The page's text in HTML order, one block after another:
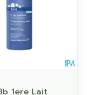
1ere Lait